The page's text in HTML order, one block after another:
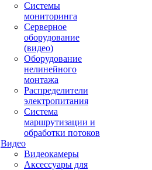
Системы
мониторинга
Серверное
оборудование
(видео)
Оборудование
нелинейного
монтажа
Распределители
электропитания
Система
маршрутизации и
обработки потоков
Видео
Видеокамеры
Аксессуары для